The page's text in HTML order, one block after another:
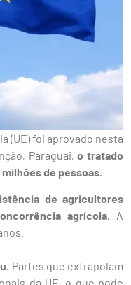
(UE) foi aprovado nesta
Paraguai,o tratado
de pessoas.
de agricultores
agrícola. A
Partes que extrapolam